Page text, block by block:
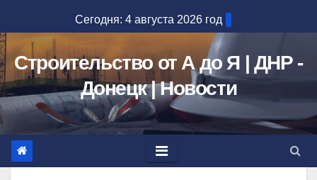
к
содержимому
Сегодня: 4 августа 2026 год
Строительство от А до Я | ДНР -
Донецк | Новости